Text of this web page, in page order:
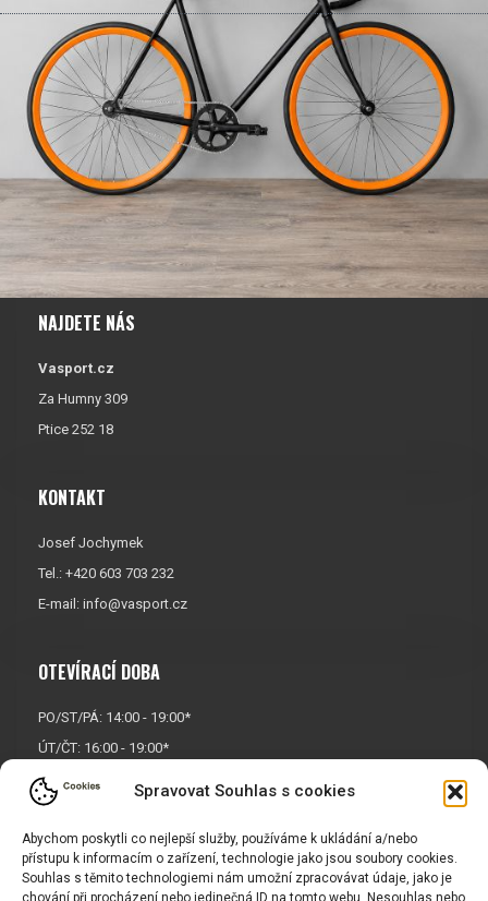
Spravovat Souhlas s cookies
Abychom poskytli co nejlepší služby, používáme k ukládání a/nebo
přístupu k informacím o zařízení, technologie jako jsou soubory cookies.
Souhlas s těmito technologiemi nám umožní zpracovávat údaje, jako je
chování při procházení nebo jedinečná ID na tomto webu. Nesouhlas nebo
NAJDETE NÁS
Vasport.cz
Za Humny 309
Ptice 252 18
KONTAKT
Josef Jochymek
Tel.: +420 603 703 232
E-mail: info@vasport.cz
OTEVÍRACÍ DOBA
PO/ST/PÁ: 14:00 - 19:00*
ÚT/ČT: 16:00 - 19:00*
Sobota: 9:00 - 17:00*
Neděle:
* Říjen, listopad a prosinec
OTEVŘENO POUZE
PO/ST/PÁ